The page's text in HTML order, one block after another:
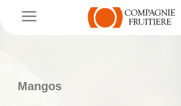
a
Mangos